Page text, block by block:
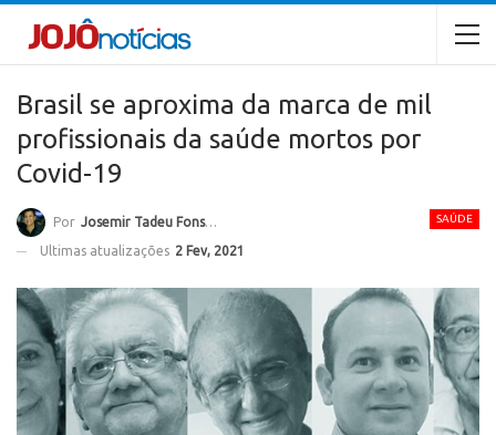
Brasil se aproxima da marca de mil
profissionais da saúde mortos por
Covid-19
SAÚDE
Por Josemir Tadeu Fonseca
Ultimas atualizações 2 Fev, 2021